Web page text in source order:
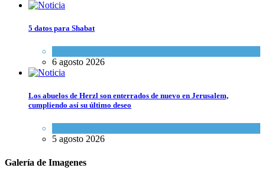
5 datos para Shabat
6 agosto 2026
Los abuelos de Herzl son enterrados de nuevo en Jerusalem,
cumpliendo así su último deseo
5 agosto 2026
Galería de Imagenes